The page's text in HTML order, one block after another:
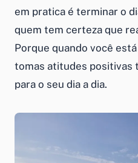
em pratica é terminar o
quem tem certeza que
Porque quando você
tomas atitudes positivas
para o seu dia a dia.